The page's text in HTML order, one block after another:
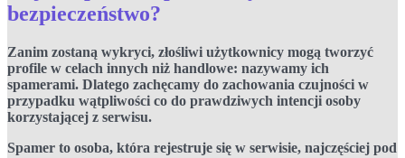
bezpieczeństwo?
Zanim zostaną wykryci, złośliwi użytkownicy mogą tworzyć
profile w celach innych niż handlowe: nazywamy ich
spamerami. Dlatego zachęcamy do zachowania czujności w
przypadku wątpliwości co do prawdziwych intencji osoby
korzystającej z serwisu.
Spamer to osoba, która rejestruje się w serwisie, najczęściej pod